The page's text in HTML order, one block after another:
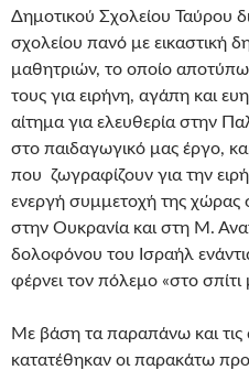
Δημοτικού Σχολείου Ταύρου
σχολείου πανό με εικαστική
μαθητριών, το οποίο
τους για ειρήνη, αγάπη και
αίτημα για ελευθερία στην
στο παιδαγωγικό μας έργο,
που ζωγραφίζουν για την
ενεργή συμμετοχή της χώρας
στην Ουκρανία και στη Μ.
δολοφόνου του Ισραήλ
φέρνει τον πόλεμο «στο σπίτι
Με βάση τα παραπάνω και
κατατέθηκαν οι παρακάτω